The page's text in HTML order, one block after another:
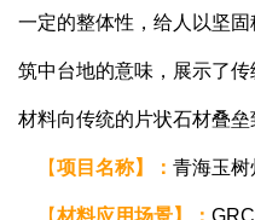
一定的整体性，给人以坚
筑中台地的意味，展示了
材料向传统的片状石材叠垒
【项目名称】： 青海玉树
【材料应用场景】 ：